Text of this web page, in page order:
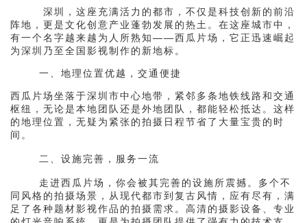
深圳，这座充满活力的都市，不仅是科技创新的前沿
阵地，更是文化创意产业蓬勃发展的热土。在这座城市中，
有一个名字越来越为人所熟知——西瓜片场，它正迅速崛起
为深圳乃至全国影视制作的新地标。
一、地理位置优越，交通便捷
西瓜片场坐落于深圳市中心地带，紧邻多条地铁线路和交通
枢纽，无论是本地团队还是外地团队，都能轻松抵达。这样
的地理位置，无疑为紧张的拍摄日程节省了大量宝贵的时
间。
二、设施完善，服务一流
走进西瓜片场，你会被其完善的设施所震撼。多个不
同风格的拍摄场景，从现代都市到复古风情，应有尽有，满
足了各种题材影视作品的拍摄需求。高清的摄影设备、专业